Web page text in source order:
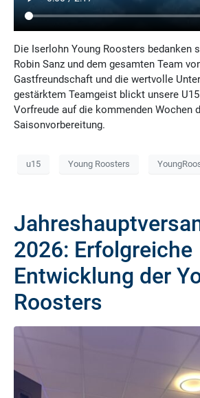
Die Iserlohn Young Roosters bedanken
Robin Sanz und dem gesamten Team
Gastfreundschaft und die wertvolle
gestärktem Teamgeist blickt unsere
Vorfreude auf die kommenden Wochen
Saisonvorbereitung.
u15 Young Roosters
2026: Erfolgreiche
Entwicklung der
Roosters